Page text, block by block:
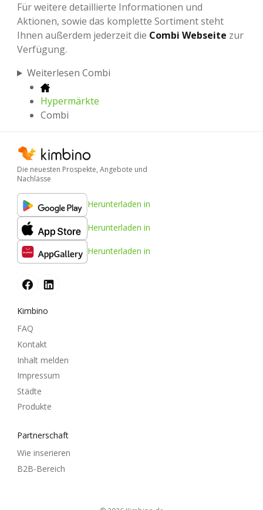
Für weitere detaillierte Informationen und
Aktionen, sowie das komplette Sortiment steht
Ihnen außerdem jederzeit die Combi Webseite zur
Verfügung.
Weiterlesen Combi
Hypermärkte
Combi
Die neuesten Prospekte, Angebote und
Nachlässe
Herunterladen in
Herunterladen in
Herunterladen in
Kimbino
FAQ
Kontakt
Inhalt melden
Impressum
Städte
Produkte
Partnerschaft
Wie inserieren
B2B-Bereich